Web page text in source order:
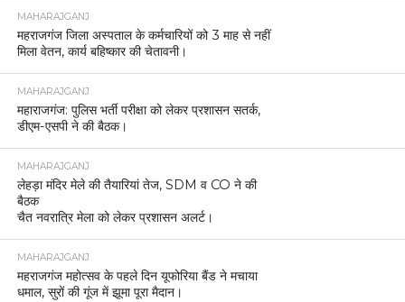
MAHARAJGANJ
महराजगंज जिला अस्पताल के कर्मचारियों को 3 माह से नहीं
मिला वेतन, कार्य बहिष्कार की चेतावनी।
MAHARAJGANJ
महाराजगंज: पुलिस भर्ती परीक्षा को लेकर प्रशासन सतर्क,
डीएम-एसपी ने की बैठक।
MAHARAJGANJ
लेहड़ा मंदिर मेले की तैयारियां तेज, SDM व CO ने की
बैठक
चैत नवरात्रि मेला को लेकर प्रशासन अलर्ट।
MAHARAJGANJ
महराजगंज महोत्सव के पहले दिन यूफोरिया बैंड ने मचाया
धमाल, सुरों की गूंज में झूमा पूरा मैदान।